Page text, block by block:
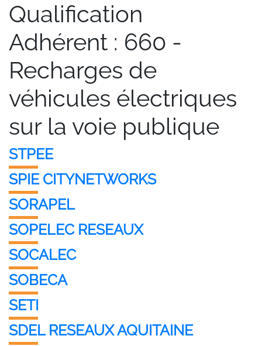
Qualification
Adhérent : 660 -
Recharges de
véhicules électriques
sur la voie publique
STPEE
SPIE CITYNETWORKS
SORAPEL
SOPELEC RESEAUX
SOCALEC
SOBECA
SETI
SDEL RESEAUX AQUITAINE